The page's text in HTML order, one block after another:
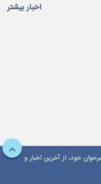
اخبار بیشتر
خود، از آخرین اخبار و